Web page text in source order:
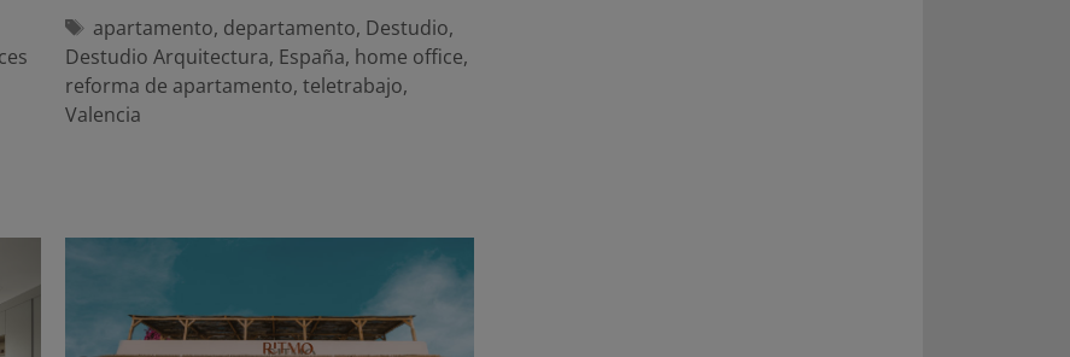
Etiquetas
apartamento, departamento, Destudio,
Destudio Arquitectura, España, home office,
reforma de apartamento, teletrabajo,
Valencia